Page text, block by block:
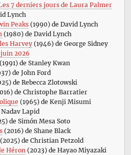
7 derniers jours de Laura Palmer
Lynch
Peaks(1990) de David Lynch
(1980) de David Lynch
Harvey(1946) de George Sidney
2026
(1991) de Stanley Kwan
de John Ford
de Rebecca Zlotowski
de Christophe Barratier
(1965) de Kenji Misumi
Lapid
de Simón Mesa Soto
(2016) de Shane Black
(2025) de Christian Petzold
Héron(2023) de Hayao Miyazaki